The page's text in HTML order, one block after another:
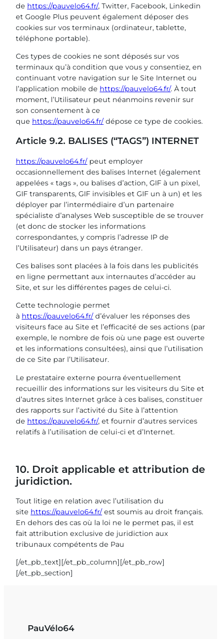
de https://pauvelo64.fr/, Twitter, Facebook, Linkedin
et Google Plus peuvent également déposer des
cookies sur vos terminaux (ordinateur, tablette,
téléphone portable).
Ces types de cookies ne sont déposés sur vos
terminaux qu’à condition que vous y consentiez, en
continuant votre navigation sur le Site Internet ou
l’application mobile de https://pauvelo64.fr/. À tout
moment, l’Utilisateur peut néanmoins revenir sur
son consentement à ce
que https://pauvelo64.fr/dépose ce type de cookies.
Article 9.2. BALISES (“TAGS”) INTERNET
https://pauvelo64.fr/peut employer
occasionnellement des balises Internet (également
appelées « tags », ou balises d’action, GIF à un pixel,
GIF transparents, GIF invisibles et GIF un à un) et les
déployer par l’intermédiaire d’un partenaire
spécialiste d’analyses Web susceptible de se trouver
(et donc de stocker les informations
correspondantes, y compris l’adresse IP de
l’Utilisateur) dans un pays étranger.
Ces balises sont placées à la fois dans les publicités
en ligne permettant aux internautes d’accéder au
Site, et sur les différentes pages de celui-ci.
Cette technologie permet
à https://pauvelo64.fr/ d’évaluer les réponses des
visiteurs face au Site et l’efficacité de ses actions (par
exemple, le nombre de fois où une page est ouverte
et les informations consultées), ainsi que l’utilisation
de ce Site par l’Utilisateur.
Le prestataire externe pourra éventuellement
recueillir des informations sur les visiteurs du Site et
d’autres sites Internet grâce à ces balises, constituer
des rapports sur l’activité du Site à l’attention
de https://pauvelo64.fr/, et fournir d’autres services
relatifs à l’utilisation de celui-ci et d’Internet.
10. Droit applicable et attribution de
juridiction.
Tout litige en relation avec l’utilisation du
site https://pauvelo64.fr/est soumis au droit français.
En dehors des cas où la loi ne le permet pas, il est
fait attribution exclusive de juridiction aux
tribunaux compétents de Pau
[/et_pb_text][/et_pb_column][/et_pb_row]
[/et_pb_section]
PauVélo64